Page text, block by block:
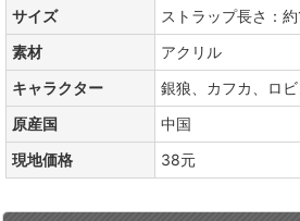
サイズ
ストラップ長さ：
素材
アクリル
キャラクター
銀狼、カフカ、ロ
原産国
中国
現地価格
38元